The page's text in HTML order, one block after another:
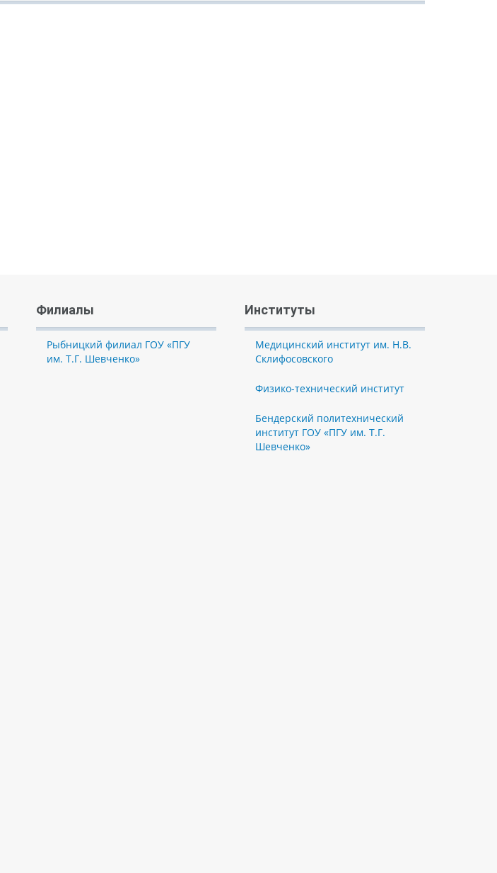
Филиалы
Рыбницкий филиал ГОУ «ПГУ
им. Т.Г. Шевченко»
Институты
Медицинский институт им. Н.В.
Склифосовского
Физико-технический институт
Бендерский политехнический
институт ГОУ «ПГУ им. Т.Г.
Шевченко»